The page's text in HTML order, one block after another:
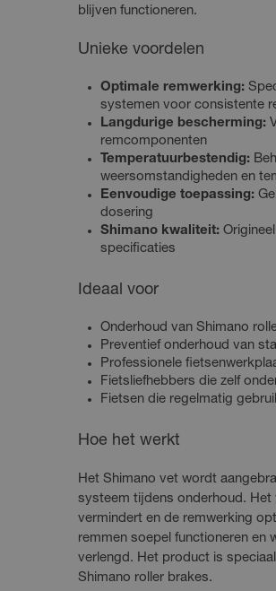
blijven functioneren.
Unieke voordelen
Optimale remwerking:
systemen voor consistente
Langdurige bescherming:
remcomponenten
Temperatuurbestendig:
weersomstandigheden en
Eenvoudige toepassing:
dosering
Shimano kwaliteit:
specificaties
Ideaal voor
Onderhoud van Shimano
Preventief onderhoud van
Professionele
Fietsliefhebbers die zelf
Fietsen die regelmatig
Hoe het werkt
Het Shimano vet wordt
systeem tijdens onderhoud.
vermindert en de remwerking
remmen soepel functioneren en
verlengd. Het product is
Shimano roller brakes.